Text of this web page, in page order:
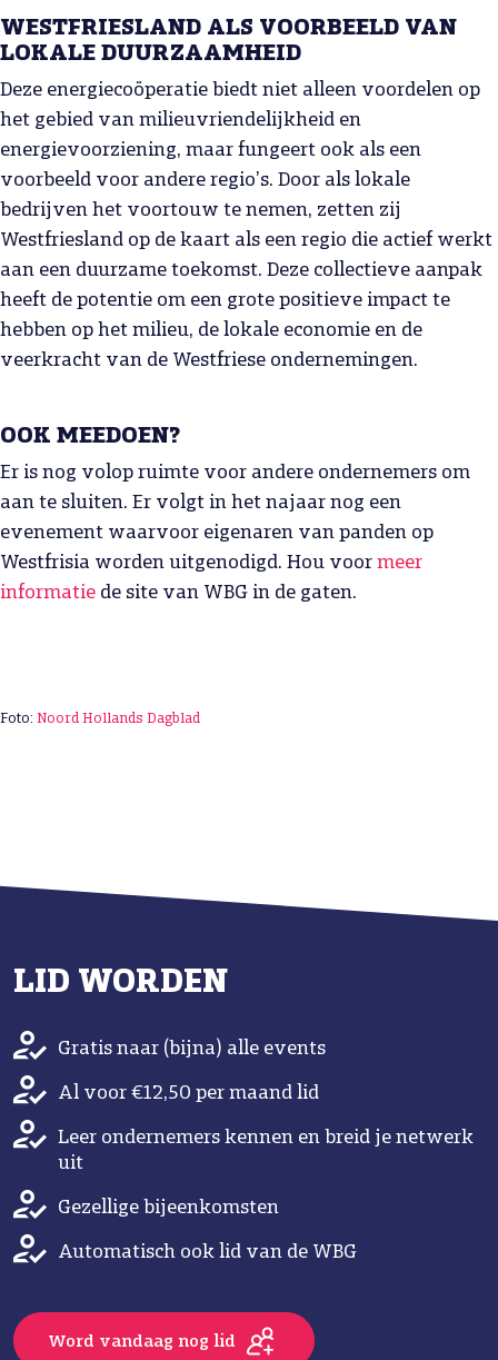
WESTFRIESLAND ALS VOORBEELD VAN
LOKALE DUURZAAMHEID
Deze energiecoöperatie biedt niet alleen voordelen op
het gebied van milieuvriendelijkheid en
energievoorziening, maar fungeert ook als een
voorbeeld voor andere regio’s. Door als lokale
bedrijven het voortouw te nemen, zetten zij
Westfriesland op de kaart als een regio die actief werkt
aan een duurzame toekomst. Deze collectieve aanpak
heeft de potentie om een grote positieve impact te
hebben op het milieu, de lokale economie en de
veerkracht van de Westfriese ondernemingen.
OOK MEEDOEN?
Er is nog volop ruimte voor andere ondernemers om
aan te sluiten. Er volgt in het najaar nog een
evenement waarvoor eigenaren van panden op
Westfrisia worden uitgenodigd. Hou voor meer
informatie de site van WBG in de gaten.
Foto: Noord Hollands Dagblad
LID WORDEN
Gratis naar (bijna) alle events
Al voor €12,50 per maand lid
Leer ondernemers kennen en breid je netwerk
uit
Gezellige bijeenkomsten
Automatisch ook lid van de WBG
Word vandaag nog lid